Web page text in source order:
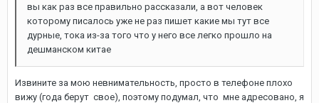
вы как раз все правильно рассказали, а вот человек
которому писалось уже не раз пишет какие мы тут все
дурные, тока из-за того что у него все легко прошло на
дешманском китае
Извините за мою невнимательность, просто в телефоне плохо
вижу (года берут свое), поэтому подумал, что мне адресовано, я